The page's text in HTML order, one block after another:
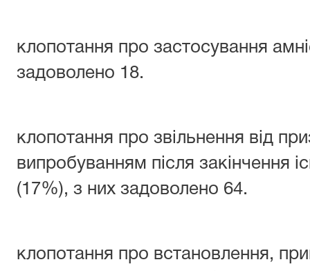
клопотання про застосування
задоволено 18.
клопотання про звільнення від
випробуванням після закінчення
(17%), з них задоволено 64.
клопотання про встановлення,